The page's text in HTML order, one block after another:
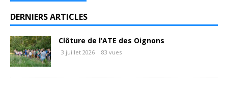
DERNIERS ARTICLES
Clôture de l’ATE des Oignons
3 juillet 2026 83 vues